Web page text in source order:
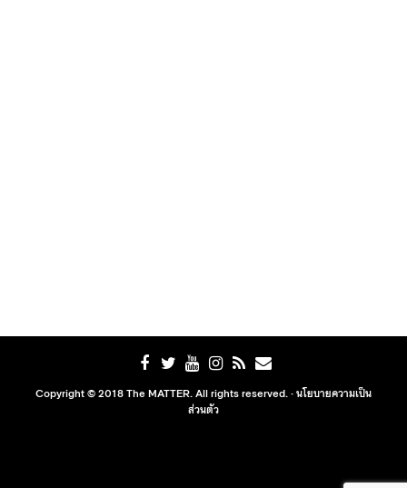
Copyright © 2018 The MATTER. All rights reserved. ·นโยบายความเป็น
ส่วนตัว